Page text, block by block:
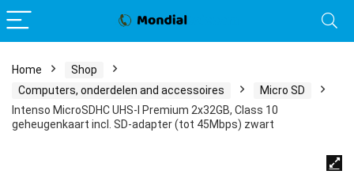
Home
Shop
Computers, onderdelen and accessoires
Micro SD
Intenso MicroSDHC UHS-I Premium 2x32GB, Class 10
geheugenkaart incl. SD-adapter (tot 45Mbps) zwart